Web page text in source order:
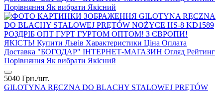
5040 Грн./шт.
GILOTYNA RĘCZNA DO BLACHY STALOWEJ PRĘTÓW